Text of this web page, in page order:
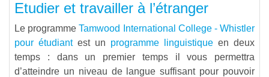
Etudier et travailler à l’étranger
Le programmeTamwood International College - Whistler
pour étudiantest un programme linguistique en deux
temps : dans un premier temps il vous permettra
d’atteindre un niveau de langue suffisant pour pouvoir